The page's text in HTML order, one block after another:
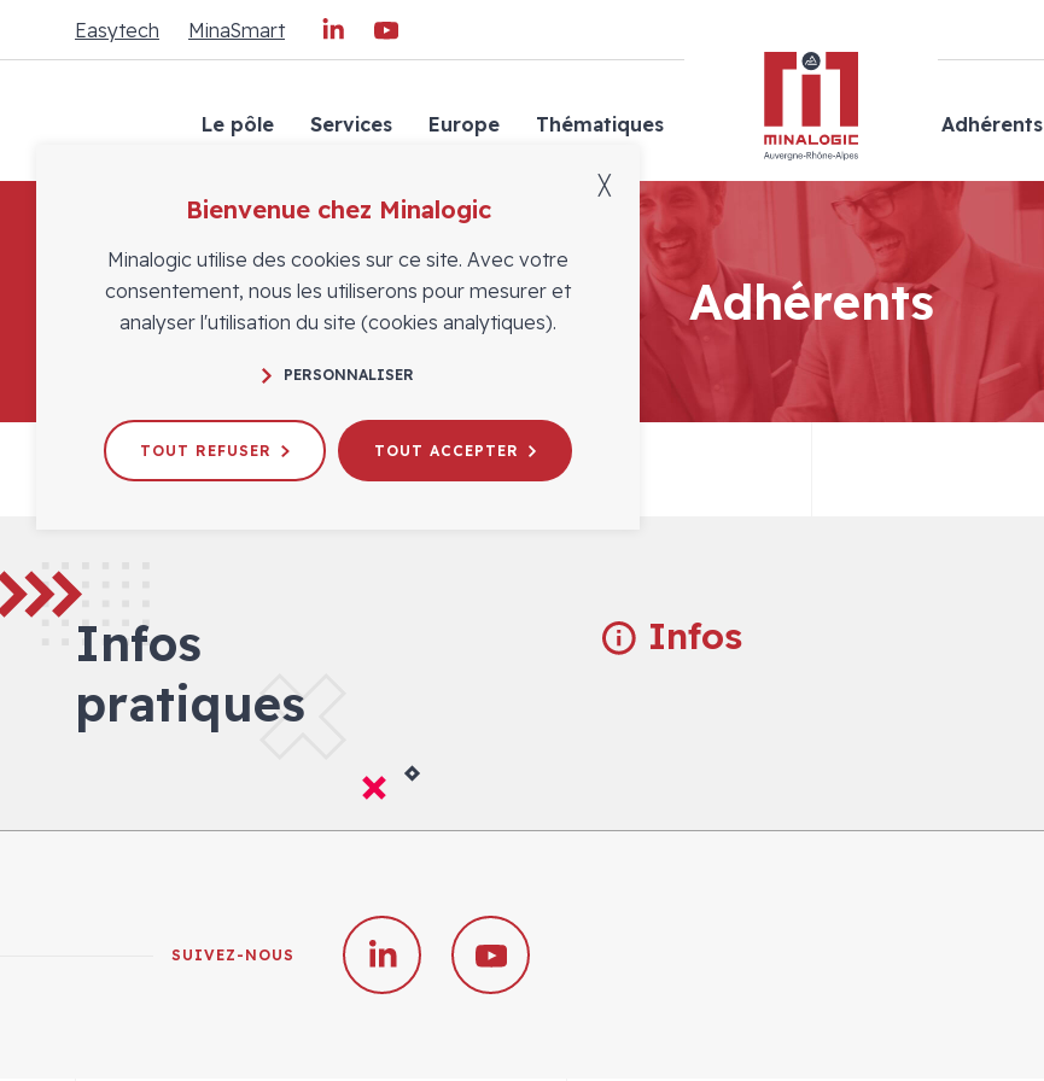
Easytech MinaSmart
Le pôle Services Europe Thématiques Adhérents
Minalogic
Adhérents
Infos
pratiques
Infos
SUIVEZ-NOUS
Bienvenue chez Minalogic
Minalogic utilise des cookies sur ce site. Avec votre
consentement, nous les utiliserons pour mesurer et
analyser l'utilisation du site (cookies analytiques).
PERSONNALISER
TOUT REFUSER TOUT ACCEPTER
╳